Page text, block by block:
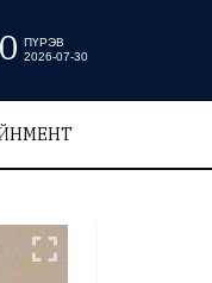
ПҮРЭВ
2026-07-30